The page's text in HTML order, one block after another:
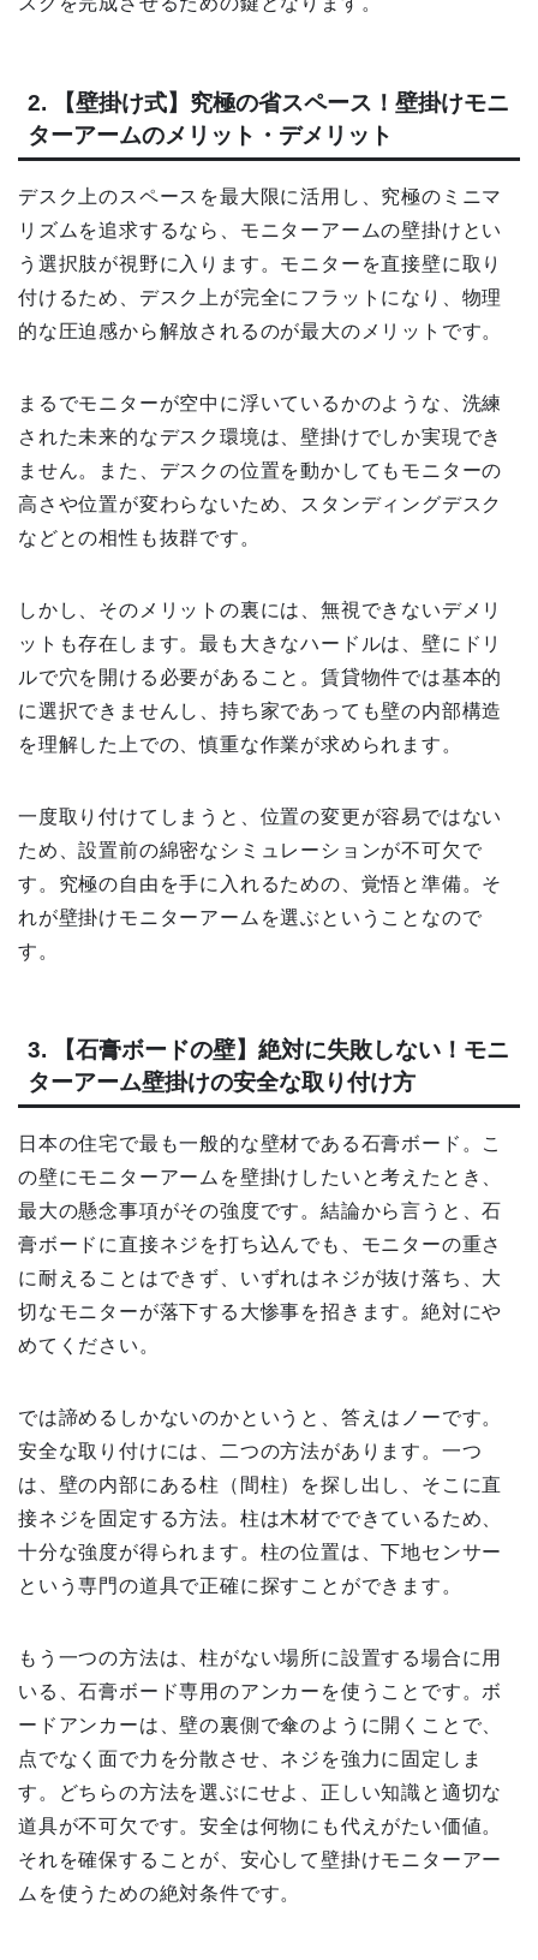
2. 【壁掛け式】究極の省スペース！壁掛けモニ
ターアームのメリット・デメリット
デスク上のスペースを最大限に活用し、究極のミニマ
リズムを追求するなら、モニターアームの壁掛けとい
う選択肢が視野に入ります。モニターを直接壁に取り
付けるため、デスク上が完全にフラットになり、物理
的な圧迫感から解放されるのが最大のメリットです。
まるでモニターが空中に浮いているかのような、洗練
された未来的なデスク環境は、壁掛けでしか実現でき
ません。また、デスクの位置を動かしてもモニターの
高さや位置が変わらないため、スタンディングデスク
などとの相性も抜群です。
しかし、そのメリットの裏には、無視できないデメリ
ットも存在します。最も大きなハードルは、壁にドリ
ルで穴を開ける必要があること。賃貸物件では基本的
に選択できませんし、持ち家であっても壁の内部構造
を理解した上での、慎重な作業が求められます。
一度取り付けてしまうと、位置の変更が容易ではない
ため、設置前の綿密なシミュレーションが不可欠で
す。究極の自由を手に入れるための、覚悟と準備。そ
れが壁掛けモニターアームを選ぶということなので
す。
3. 【石膏ボードの壁】絶対に失敗しない！モニ
ターアーム壁掛けの安全な取り付け方
日本の住宅で最も一般的な壁材である石膏ボード。こ
の壁にモニターアームを壁掛けしたいと考えたとき、
最大の懸念事項がその強度です。結論から言うと、石
膏ボードに直接ネジを打ち込んでも、モニターの重さ
に耐えることはできず、いずれはネジが抜け落ち、大
切なモニターが落下する大惨事を招きます。絶対にや
めてください。
では諦めるしかないのかというと、答えはノーです。
安全な取り付けには、二つの方法があります。一つ
は、壁の内部にある柱（間柱）を探し出し、そこに直
接ネジを固定する方法。柱は木材でできているため、
十分な強度が得られます。柱の位置は、下地センサー
という専門の道具で正確に探すことができます。
もう一つの方法は、柱がない場所に設置する場合に用
いる、石膏ボード専用のアンカーを使うことです。ボ
ードアンカーは、壁の裏側で傘のように開くことで、
点でなく面で力を分散させ、ネジを強力に固定しま
す。どちらの方法を選ぶにせよ、正しい知識と適切な
道具が不可欠です。安全は何物にも代えがたい価値。
それを確保することが、安心して壁掛けモニターアー
ムを使うための絶対条件です。